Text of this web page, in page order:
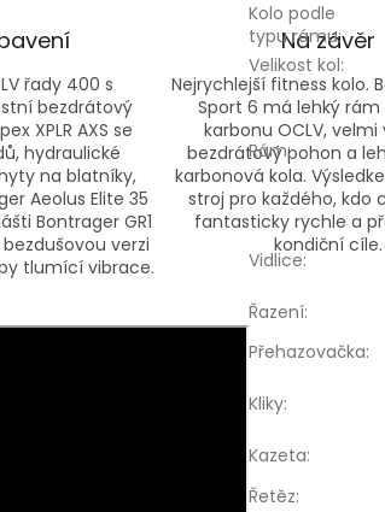
Na závěr
řady 400 s
bezdrátový
XPLR AXS se
hydraulické
na blatníky,
Aeolus Elite 35
Bontrager GR1
verzi
tlumící vibrace.
Nejrychlejší fitness kolo.
Sport 6 má lehký rám
karbonu OCLV,
bezdrátový pohon a
karbonová kola.
stroj pro každého, kdo
fantasticky rychle a
kondiční cíle.
Kolo podle
typu rámu:
Velikost kol:
Rám:
Vidlice:
Řazení:
Přehazovačka:
Kliky:
Kazeta:
Řetěz: